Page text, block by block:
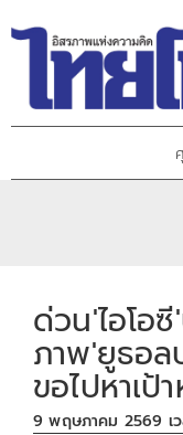
ด่วน'ไอโอซี
ภาพ'ยูธอล
ขอไปหาเป้
9 พฤษภาคม 2569 เว